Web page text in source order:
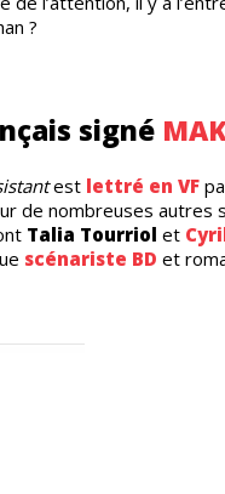
?
signé
est lettré en VF
de nombreuses autres
Talia Tourriol et
scénariste BD et